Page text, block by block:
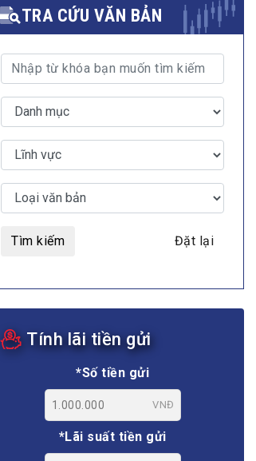
MULTIMEDIA
Video
E-magazines
TRA CỨU VĂN BẢN
Tìm kiếm Đặt lại
Tính lãi tiền gửi
*Số tiền gửi
VNĐ
*Lãi suất tiền gửi